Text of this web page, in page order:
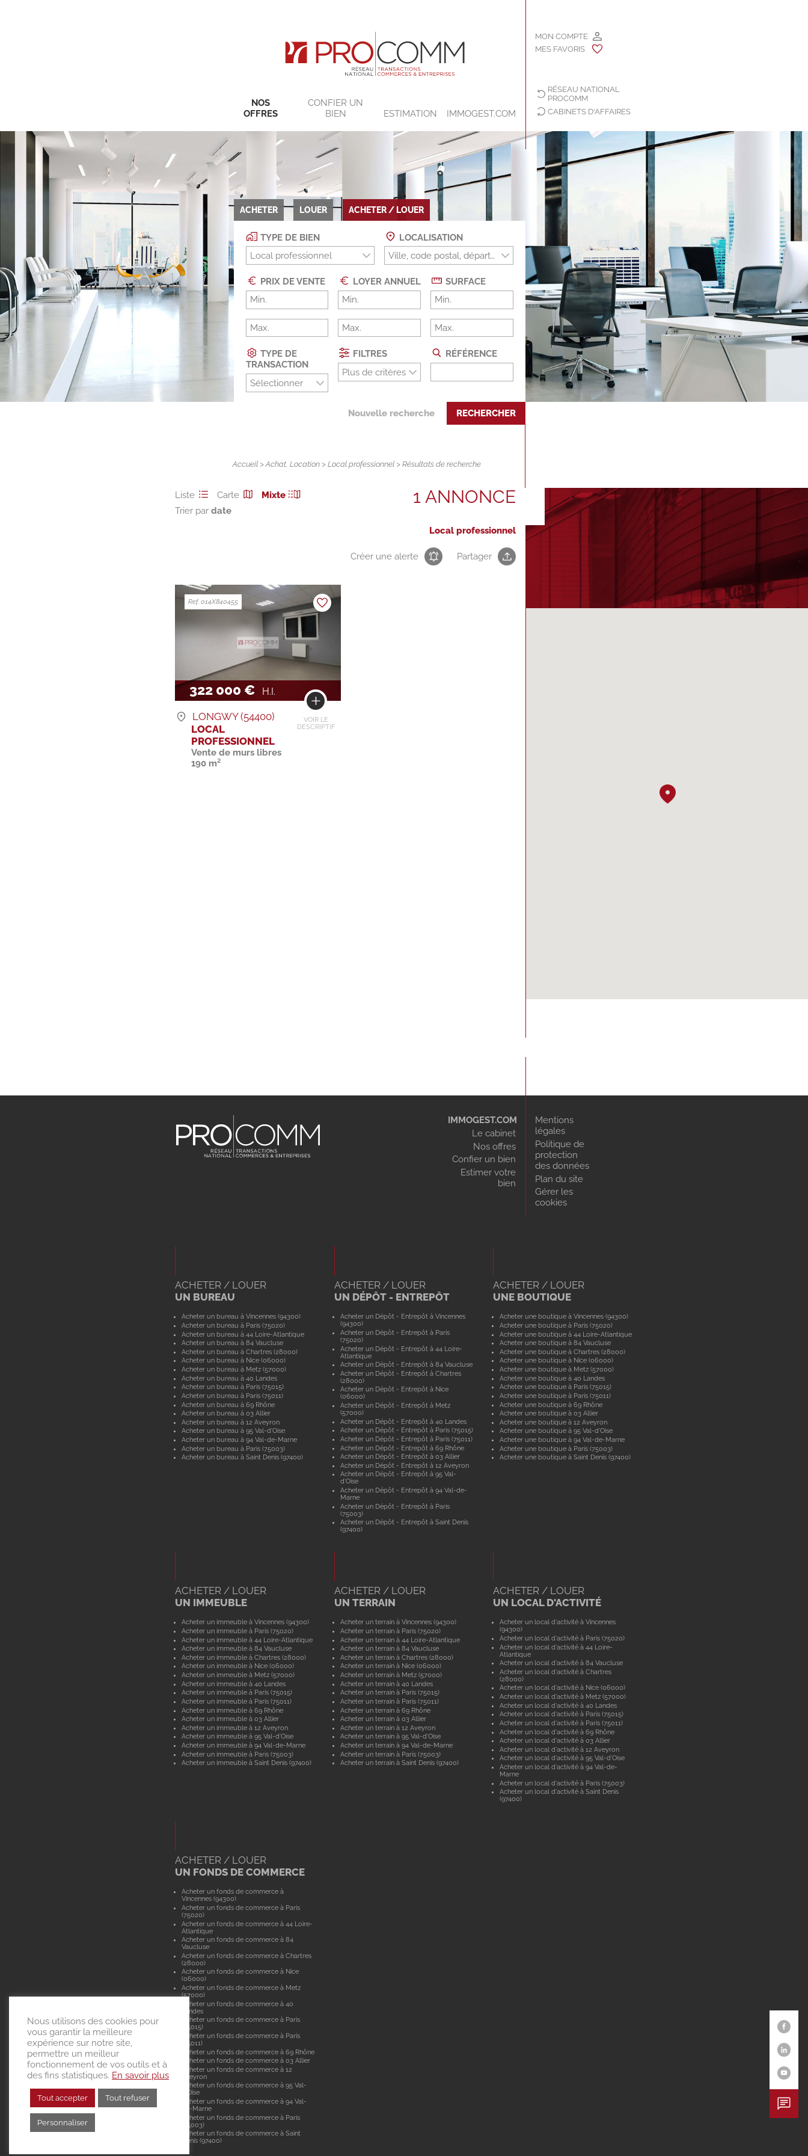
NOS
OFFRES
CONFIER UN
BIEN
ESTIMATION IMMOGEST.COM
MON COMPTE
MES FAVORIS
RÉSEAU NATIONAL
PROCOMM
CABINETS D'AFFAIRES
ACHETER LOUER ACHETER / LOUER
TYPE DE BIEN
Local professionnel
LOCALISATION
PRIX DE VENTE LOYER ANNUEL SURFACE
TYPE DE
TRANSACTION
Sélectionner
FILTRES
Plus de critères
RÉFÉRENCE
Nouvelle recherche RECHERCHER
Accueil >Achat,Location >Local professionnel > Résultats de recherche
Liste Carte
Mixte
Trier par
1 ANNONCE
Local professionnel
Créer une alerte Partager
322 000 € H.I.
VOIR LE
DESCRIPTIF
Ref. 014X840455
LONGWY (54400)
LOCAL
PROFESSIONNEL
Vente de murs libres
190 m²
IMMOGEST.COM
Le cabinet
Nos offres
Confier un bien
Estimer votre
bien
Mentions
légales
Politique de
protection
des données
Plan du site
Gérer les
cookies
ACHETER / LOUER
UN BUREAU
Acheter un bureau à Vincennes (94300)
Acheter un bureau à Paris (75020)
Acheter un bureau à 44 Loire-Atlantique
Acheter un bureau à 84 Vaucluse
Acheter un bureau à Chartres (28000)
Acheter un bureau à Nice (06000)
Acheter un bureau à Metz (57000)
Acheter un bureau à 40 Landes
Acheter un bureau à Paris (75015)
Acheter un bureau à Paris (75011)
Acheter un bureau à 69 Rhône
Acheter un bureau à 03 Allier
Acheter un bureau à 12 Aveyron
Acheter un bureau à 95 Val-d'Oise
Acheter un bureau à 94 Val-de-Marne
Acheter un bureau à Paris (75003)
Acheter un bureau à Saint Denis (97400)
ACHETER / LOUER
UN DÉPÔT - ENTREPÔT
Acheter un Dépôt - Entrepôt à Vincennes
(94300)
Acheter un Dépôt - Entrepôt à Paris
(75020)
Acheter un Dépôt - Entrepôt à 44 Loire-
Atlantique
Acheter un Dépôt - Entrepôt à 84 Vaucluse
Acheter un Dépôt - Entrepôt à Chartres
(28000)
Acheter un Dépôt - Entrepôt à Nice
(06000)
Acheter un Dépôt - Entrepôt à Metz
(57000)
Acheter un Dépôt - Entrepôt à 40 Landes
Acheter un Dépôt - Entrepôt à Paris (75015)
Acheter un Dépôt - Entrepôt à Paris (75011)
Acheter un Dépôt - Entrepôt à 69 Rhône
Acheter un Dépôt - Entrepôt à 03 Allier
Acheter un Dépôt - Entrepôt à 12 Aveyron
Acheter un Dépôt - Entrepôt à 95 Val-
d'Oise
Acheter un Dépôt - Entrepôt à 94 Val-de-
Marne
Acheter un Dépôt - Entrepôt à Paris
(75003)
Acheter un Dépôt - Entrepôt à Saint Denis
(97400)
ACHETER / LOUER
UNE BOUTIQUE
Acheter une boutique à Vincennes (94300)
Acheter une boutique à Paris (75020)
Acheter une boutique à 44 Loire-Atlantique
Acheter une boutique à 84 Vaucluse
Acheter une boutique à Chartres (28000)
Acheter une boutique à Nice (06000)
Acheter une boutique à Metz (57000)
Acheter une boutique à 40 Landes
Acheter une boutique à Paris (75015)
Acheter une boutique à Paris (75011)
Acheter une boutique à 69 Rhône
Acheter une boutique à 03 Allier
Acheter une boutique à 12 Aveyron
Acheter une boutique à 95 Val-d'Oise
Acheter une boutique à 94 Val-de-Marne
Acheter une boutique à Paris (75003)
Acheter une boutique à Saint Denis (97400)
ACHETER / LOUER
UN IMMEUBLE
Acheter un immeuble à Vincennes (94300)
Acheter un immeuble à Paris (75020)
Acheter un immeuble à 44 Loire-Atlantique
Acheter un immeuble à 84 Vaucluse
Acheter un immeuble à Chartres (28000)
Acheter un immeuble à Nice (06000)
Acheter un immeuble à Metz (57000)
Acheter un immeuble à 40 Landes
Acheter un immeuble à Paris (75015)
Acheter un immeuble à Paris (75011)
Acheter un immeuble à 69 Rhône
Acheter un immeuble à 03 Allier
Acheter un immeuble à 12 Aveyron
Acheter un immeuble à 95 Val-d'Oise
Acheter un immeuble à 94 Val-de-Marne
Acheter un immeuble à Paris (75003)
Acheter un immeuble à Saint Denis (97400)
ACHETER / LOUER
UN TERRAIN
Acheter un terrain à Vincennes (94300)
Acheter un terrain à Paris (75020)
Acheter un terrain à 44 Loire-Atlantique
Acheter un terrain à 84 Vaucluse
Acheter un terrain à Chartres (28000)
Acheter un terrain à Nice (06000)
Acheter un terrain à Metz (57000)
Acheter un terrain à 40 Landes
Acheter un terrain à Paris (75015)
Acheter un terrain à Paris (75011)
Acheter un terrain à 69 Rhône
Acheter un terrain à 03 Allier
Acheter un terrain à 12 Aveyron
Acheter un terrain à 95 Val-d'Oise
Acheter un terrain à 94 Val-de-Marne
Acheter un terrain à Paris (75003)
Acheter un terrain à Saint Denis (97400)
ACHETER / LOUER
UN LOCAL D'ACTIVITÉ
Acheter un local d'activité à Vincennes
(94300)
Acheter un local d'activité à Paris (75020)
Acheter un local d'activité à 44 Loire-
Atlantique
Acheter un local d'activité à 84 Vaucluse
Acheter un local d'activité à Chartres
(28000)
Acheter un local d'activité à Nice (06000)
Acheter un local d'activité à Metz (57000)
Acheter un local d'activité à 40 Landes
Acheter un local d'activité à Paris (75015)
Acheter un local d'activité à Paris (75011)
Acheter un local d'activité à 69 Rhône
Acheter un local d'activité à 03 Allier
Acheter un local d'activité à 12 Aveyron
Acheter un local d'activité à 95 Val-d'Oise
Acheter un local d'activité à 94 Val-de-
Marne
Acheter un local d'activité à Paris (75003)
Acheter un local d'activité à Saint Denis
(97400)
ACHETER / LOUER
UN FONDS DE COMMERCE
Acheter un fonds de commerce à
Vincennes (94300)
Acheter un fonds de commerce à Paris
(75020)
Acheter un fonds de commerce à 44 Loire-
Atlantique
Acheter un fonds de commerce à 84
Vaucluse
Acheter un fonds de commerce à Chartres
(28000)
Acheter un fonds de commerce à Nice
(06000)
Acheter un fonds de commerce à Metz
(57000)
Acheter un fonds de commerce à 40
Landes
Acheter un fonds de commerce à Paris
(75015)
Acheter un fonds de commerce à Paris
(75011)
Acheter un fonds de commerce à 69 Rhône
Acheter un fonds de commerce à 03 Allier
Acheter un fonds de commerce à 12
Aveyron
Acheter un fonds de commerce à 95 Val-
d'Oise
Acheter un fonds de commerce à 94 Val-
de-Marne
Acheter un fonds de commerce à Paris
(75003)
Acheter un fonds de commerce à Saint
Denis (97400)
Nous utilisons des cookies pour
vous garantir la meilleure
expérience sur notre site,
permettre un meilleur
fonctionnement de vos outils et à
des fins statistiques. En savoir plus
Tout accepter Tout refuser
Personnaliser